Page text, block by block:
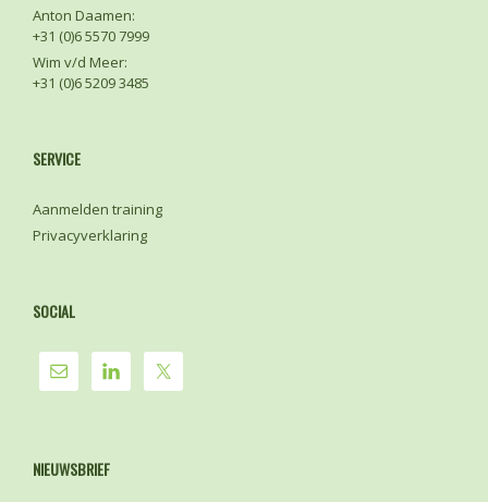
Anton Daamen:
+31 (0)6 5570 7999
Wim v/d Meer:
+31 (0)6 5209 3485
SERVICE
Aanmelden training
Privacyverklaring
SOCIAL
NIEUWSBRIEF